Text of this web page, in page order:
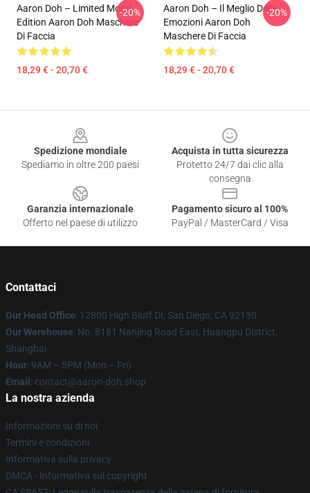
Aaron Doh – Limited Mood
Edition Aaron Doh Maschere
Di Faccia
18,29 € - 20,70 €
-20%
Aaron Doh – Il Meglio Delle
Emozioni Aaron Doh
Maschere Di Faccia
18,29 € - 20,70 €
-20%
Spedizione mondiale
Spediamo in oltre 200 paesi
Acquista in tutta sicurezza
Protetto 24/7 dai clic alla
consegna
Garanzia internazionale
Offerto nel paese di utilizzo
Pagamento sicuro al 100%
PayPal / MasterCard / Visa
Contattaci
Our Head Office: 12800 High Bluff Dr, San Diego, CA 92130
Our Warehouse: No. 8181 Nanjing Road East, Huangpu District,
Shanghai
Hour: 9AM – 5PM (Mon – Fri)
Email : contact@aaron-doh.shop
La nostra azienda
Informazioni su di noi
Termini e condizioni
Informativa sulla privacy
DMCA - Informativa sul copyright